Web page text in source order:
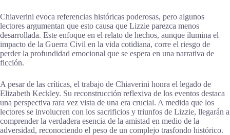
Chiaverini evoca referencias históricas poderosas, pero algunos
lectores argumentan que esto causa que Lizzie parezca menos
desarrollada. Este enfoque en el relato de hechos, aunque ilumina el
impacto de la Guerra Civil en la vida cotidiana, corre el riesgo de
perder la profundidad emocional que se espera en una narrativa de
ficción.
A pesar de las críticas, el trabajo de Chiaverini honra el legado de
Elizabeth Keckley. Su reconstrucción reflexiva de los eventos destaca
una perspectiva rara vez vista de una era crucial. A medida que los
lectores se involucren con los sacrificios y triunfos de Lizzie, llegarán a
comprender la verdadera esencia de la amistad en medio de la
adversidad, reconociendo el peso de un complejo trasfondo histórico.